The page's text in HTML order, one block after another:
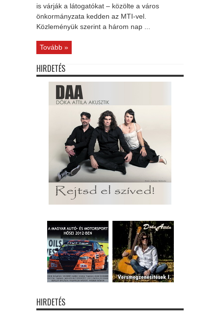
is várják a látogatókat – közölte a város
önkormányzata kedden az MTI-vel.
Közleményük szerint a három nap ...
Tovább »
HIRDETÉS
HIRDETÉS